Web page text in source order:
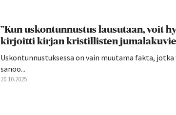
”Kun uskontunnustus lausutaan, voit
kirjoitti kirjan kristillisten
Uskontunnustuksessa on vain muutama fakta,
sanoo...
20.10.2025